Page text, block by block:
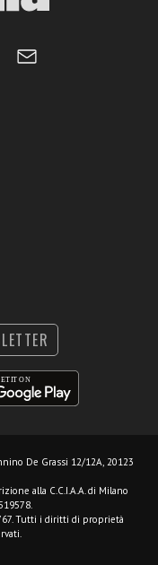
De Grassi 12/12A, 20123
alla C.C.I.A.A. di Milano
Tutti i diritti di proprietà